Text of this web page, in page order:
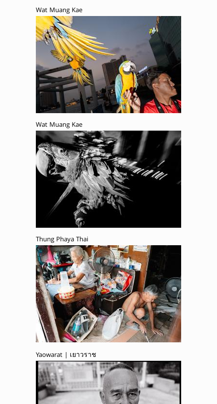
Wat Muang Kae
Wat Muang Kae
Thung Phaya Thai
Yaowarat | เยาวราช